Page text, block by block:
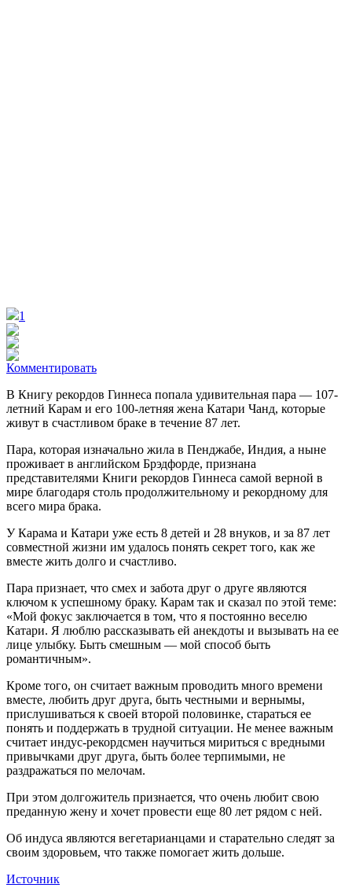
1
Комментировать
В Книгу рекордов Гиннеса попала удивительная пара — 107-
летний Карам и его 100-летняя жена Катари Чанд, которые
живут в счастливом браке в течение 87 лет.
Пара, которая изначально жила в Пенджабе, Индия, а ныне
проживает в английском Брэдфорде, признана
представителями Книги рекордов Гиннеса самой верной в
мире благодаря столь продолжительному и рекордному для
всего мира брака.
У Карама и Катари уже есть 8 детей и 28 внуков, и за 87 лет
совместной жизни им удалось понять секрет того, как же
вместе жить долго и счастливо.
Пара признает, что смех и забота друг о друге являются
ключом к успешному браку. Карам так и сказал по этой теме:
«Мой фокус заключается в том, что я постоянно веселю
Катари. Я люблю рассказывать ей анекдоты и вызывать на ее
лице улыбку. Быть смешным — мой способ быть
романтичным».
Кроме того, он считает важным проводить много времени
вместе, любить друг друга, быть честными и вернымы,
прислушиваться к своей второй половинке, стараться ее
понять и поддержать в трудной ситуации. Не менее важным
считает индус-рекордсмен научиться мириться с вредными
привычками друг друга, быть более терпимыми, не
раздражаться по мелочам.
При этом долгожитель признается, что очень любит свою
преданную жену и хочет провести еще 80 лет рядом с ней.
Об индуса являются вегетарианцами и старательно следят за
своим здоровьем, что также помогает жить дольше.
Источник